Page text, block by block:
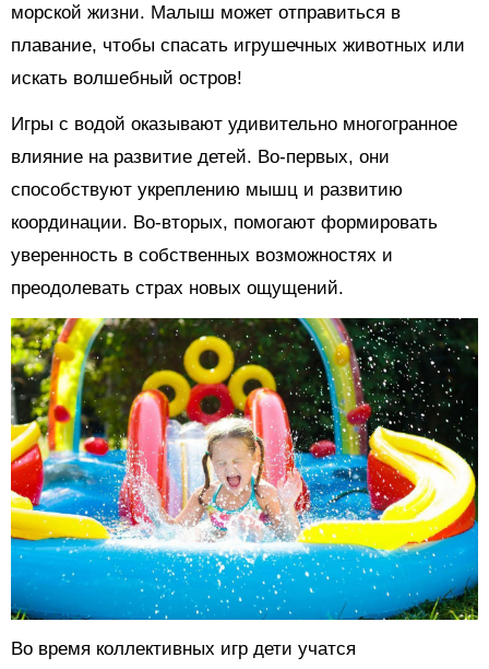
морской жизни. Малыш может отправиться в
плавание, чтобы спасать игрушечных животных или
искать волшебный остров!
Игры с водой оказывают удивительно многогранное
влияние на развитие детей. Во-первых, они
способствуют укреплению мышц и развитию
координации. Во-вторых, помогают формировать
уверенность в собственных возможностях и
преодолевать страх новых ощущений.
Во время коллективных игр дети учатся